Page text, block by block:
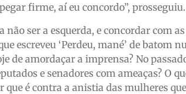
firme, aí eu concordo”, prosseguiu.
ser a esquerda, e concordar com
escreveu ‘Perdeu, mané’ de batom
de amordaçar a imprensa? No
e senadores com ameaças? O
é contra a anistia das mulheres